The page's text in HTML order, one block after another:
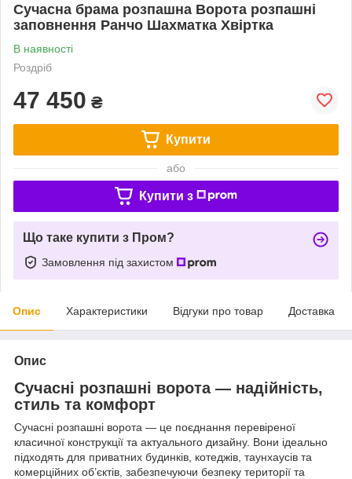
Сучасна брама розпашна Ворота розпашні
заповнення Ранчо Шахматка Хвіртка
В наявності
Роздріб
47 450 ₴
Купити
або
Купити з
Що таке купити з Пром?
Замовлення під захистом
Опис Характеристики Відгуки про товар Доставка
Опис
Сучасні розпашні ворота — надійність,
стиль та комфорт
Сучасні розпашні ворота — це поєднання перевіреної
класичної конструкції та актуального дизайну. Вони ідеально
підходять для приватних будинків, котеджів, таунхаусів та
комерційних об’єктів, забезпечуючи безпеку території та